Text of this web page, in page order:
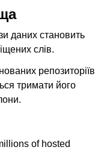
даних становить
слів.
репозиторіїв
тримати його
of hosted